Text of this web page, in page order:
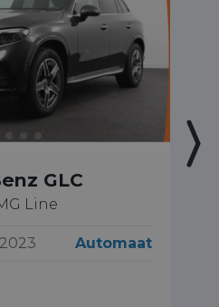
GLC
Line
2023 Automaat